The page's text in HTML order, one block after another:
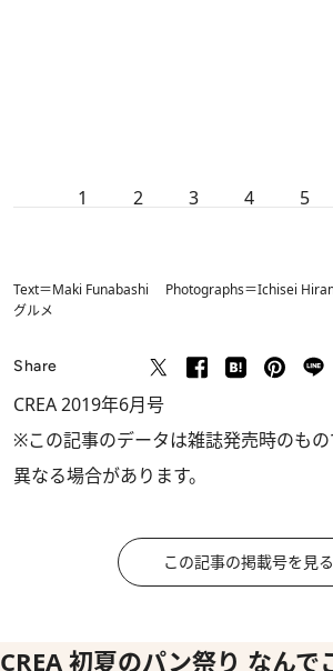
1 2 3 4 5
Text＝Maki Funabashi Photographs＝Ichisei
グルメ
Share
CREA 2019年6月号
※この記事のデータは雑誌発売時のも
異なる場合があります。
この記事の掲載号を見る
CREA 初夏のパン祭り なんで